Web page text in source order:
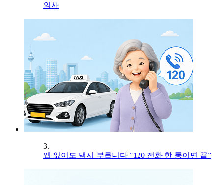
의사
3.
앱 없이도 택시 부릅니다 “120 전화 한 통이면 끝”